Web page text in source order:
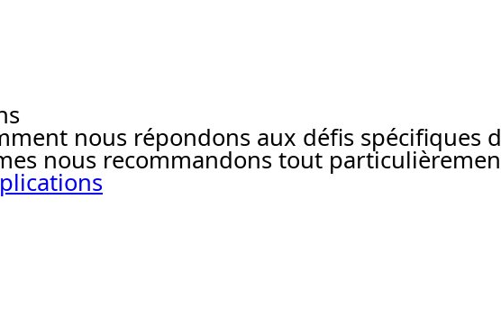
nous répondons aux défis spécifiques
nous recommandons tout